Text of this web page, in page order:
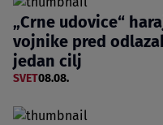
„Crne udovice“
vojnike pred
jedan cilj
SVET08.08.